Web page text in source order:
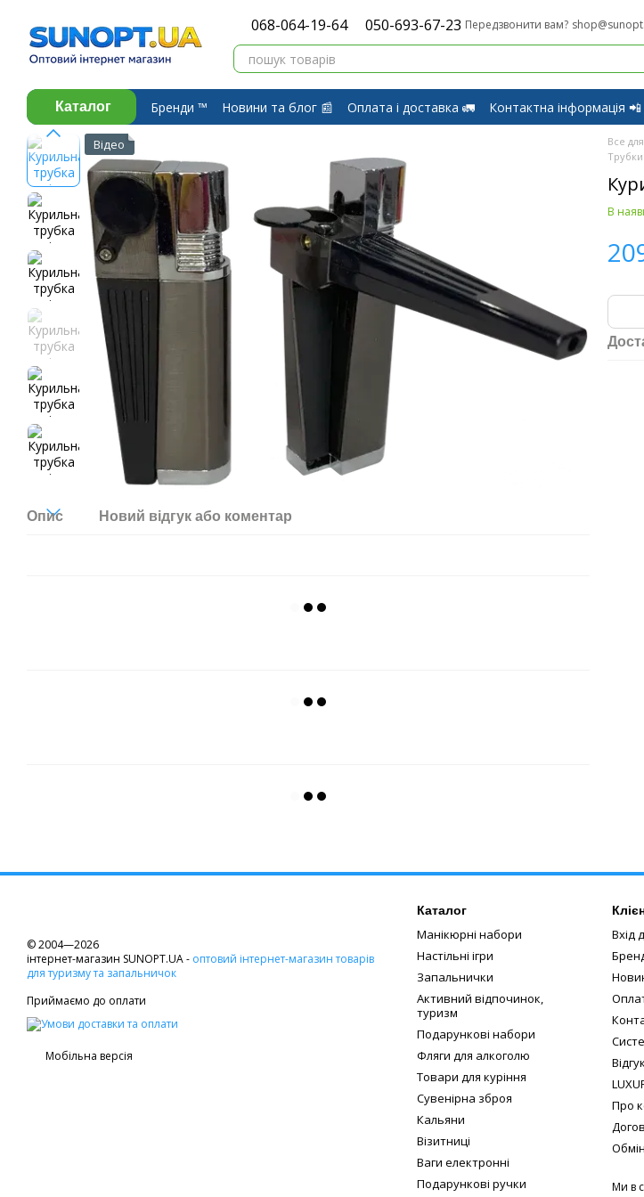
068-064-19-64 050-693-67-23 Передзвонити вам?
Каталог Бренди ™️ Новини та блог 📰 Оплата і доставка 🚛 Контактна інформація 📲
Про компанію ⭐
Договір публічної оферти Обмін і Повернення
Відео
Опис Новий відгук або коментар
Все
Трубки
В
© 2004—2026
інтернет-магазин SUNOPT.UA - оптовий інтернет-магазин товарів
для туризму та запальничок
Приймаємо до оплати
Мобільна версія
Каталог
Манікюрні набори
Настільні ігри
Запальнички
Активний відпочинок,
туризм
Подарункові набори
Фляги для алкоголю
Товари для куріння
Сувенірна зброя
Кальяни
Візитниці
Ваги електронні
Подарункові ручки
Вхід
Про
Ми в